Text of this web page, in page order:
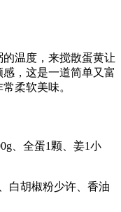
温度，来搅散蛋黄让
，这是一道简单又富
柔软美味。
、全蛋1颗、姜1小
白胡椒粉少许、香油